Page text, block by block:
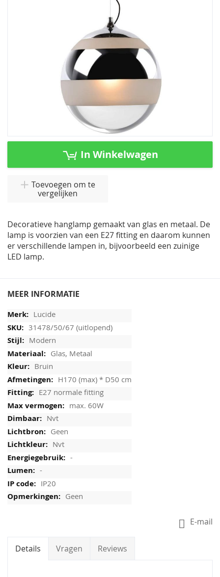
Ga
In Winkelwagen
Toevoegen om te
vergelijken
Decoratieve hanglamp gemaakt van glas en metaal. De
lamp is voorzien van een E27 fitting en daarom kunnen
er verschillende lampen in, bijvoorbeeld een zuinige
LED lamp.
MEER INFORMATIE
Lucide
31478/50/67 (uitlopend)
Modern
Glas, Metaal
Bruin
H170 (max) * D50 cm
E27 normale fitting
max. 60W
Nvt
Geen
Nvt
-
-
IP20
Geen
E-mail
Details Vragen Reviews